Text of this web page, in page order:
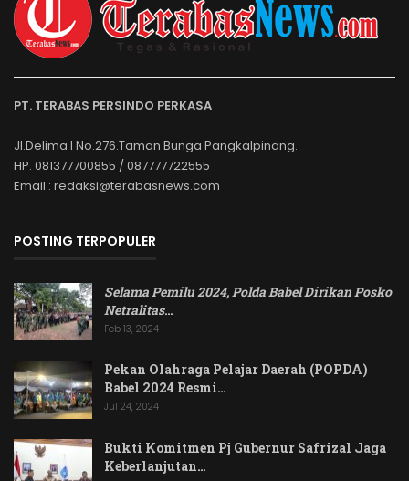
PT. TERABAS PERSINDO PERKASA
Jl.Delima I No.276.Taman Bunga Pangkalpinang.
HP. 081377700855 / 087777722555
Email : redaksi@terabasnews.com
POSTING TERPOPULER
Selama Pemilu 2024, Polda Babel Dirikan Posko
Netralitas…
Feb 13, 2024
Pekan Olahraga Pelajar Daerah (POPDA)
Babel 2024 Resmi…
Jul 24, 2024
Bukti Komitmen Pj Gubernur Safrizal Jaga
Keberlanjutan…